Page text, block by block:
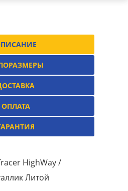
ОПЛАТА
HighWay /
Литой